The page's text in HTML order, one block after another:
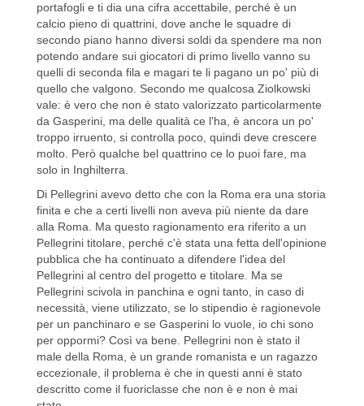
portafogli e ti dia una cifra accettabile, perché è un
calcio pieno di quattrini, dove anche le squadre di
secondo piano hanno diversi soldi da spendere ma non
potendo andare sui giocatori di primo livello vanno su
quelli di seconda fila e magari te li pagano un po' più di
quello che valgono. Secondo me qualcosa Ziolkowski
vale: è vero che non è stato valorizzato particolarmente
da Gasperini, ma delle qualità ce l'ha, è ancora un po'
troppo irruento, si controlla poco, quindi deve crescere
molto. Però qualche bel quattrino ce lo puoi fare, ma
solo in Inghilterra.
Di Pellegrini avevo detto che con la Roma era una storia
finita e che a certi livelli non aveva più niente da dare
alla Roma. Ma questo ragionamento era riferito a un
Pellegrini titolare, perché c'è stata una fetta dell'opinione
pubblica che ha continuato a difendere l'idea del
Pellegrini al centro del progetto e titolare. Ma se
Pellegrini scivola in panchina e ogni tanto, in caso di
necessità, viene utilizzato, se lo stipendio è ragionevole
per un panchinaro e se Gasperini lo vuole, io chi sono
per oppormi? Così va bene. Pellegrini non è stato il
male della Roma, è un grande romanista e un ragazzo
eccezionale, il problema è che in questi anni è stato
descritto come il fuoriclasse che non è e non è mai